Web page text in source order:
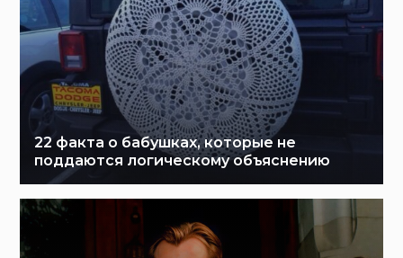
22 факта о бабушках, которые не
поддаются логическому объяснению